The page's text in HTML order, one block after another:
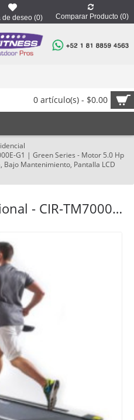
de deseo (0) Comparar Producto (0)
0 artículo(s) - $0.00
G1 | Green Series - Motor 5.0 Hp
Mantenimiento, Pantalla LCD
Caminadora profesional - CIR-TM7000E-G1 | Green Series - Motor 5.0 Hp de Alta Eficiencia, Corriente Alterna, Bajo Mantenimiento, Pantalla LCD 10"